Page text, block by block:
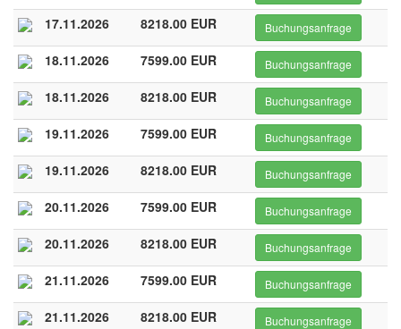
17.11.2026 8218.00 EUR Buchungsanfrage
18.11.2026 7599.00 EUR Buchungsanfrage
18.11.2026 8218.00 EUR Buchungsanfrage
19.11.2026 7599.00 EUR Buchungsanfrage
19.11.2026 8218.00 EUR Buchungsanfrage
20.11.2026 7599.00 EUR Buchungsanfrage
20.11.2026 8218.00 EUR Buchungsanfrage
21.11.2026 7599.00 EUR Buchungsanfrage
21.11.2026 8218.00 EUR Buchungsanfrage